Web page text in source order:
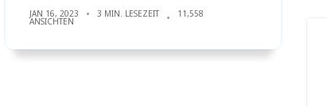
JAN 16, 2023 3 MIN. LESEZEIT 11,558
ANSICHTEN